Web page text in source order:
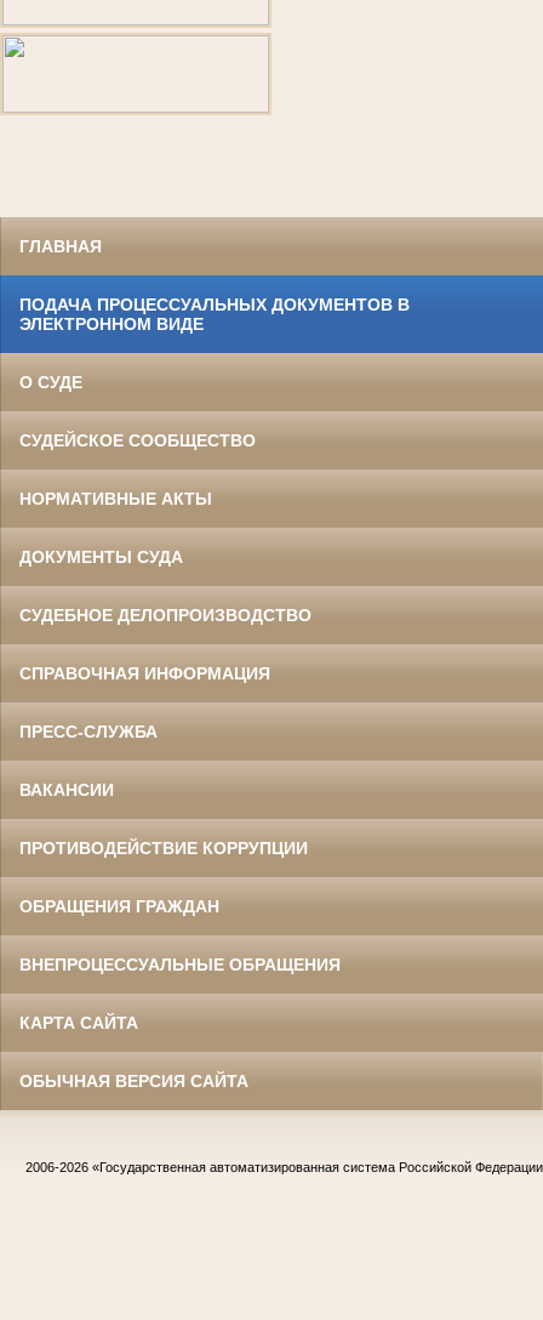
ГЛАВНАЯ
ПОДАЧА ПРОЦЕССУАЛЬНЫХ ДОКУМЕНТОВ В
ЭЛЕКТРОННОМ ВИДЕ
О СУДЕ
СУДЕЙСКОЕ СООБЩЕСТВО
НОРМАТИВНЫЕ АКТЫ
ДОКУМЕНТЫ СУДА
СУДЕБНОЕ ДЕЛОПРОИЗВОДСТВО
СПРАВОЧНАЯ ИНФОРМАЦИЯ
ПРЕСС-СЛУЖБА
ВАКАНСИИ
ПРОТИВОДЕЙСТВИЕ КОРРУПЦИИ
ОБРАЩЕНИЯ ГРАЖДАН
ВНЕПРОЦЕССУАЛЬНЫЕ ОБРАЩЕНИЯ
КАРТА САЙТА
ОБЫЧНАЯ ВЕРСИЯ САЙТА
2006-2026 «Государственная автоматизированная система Российской